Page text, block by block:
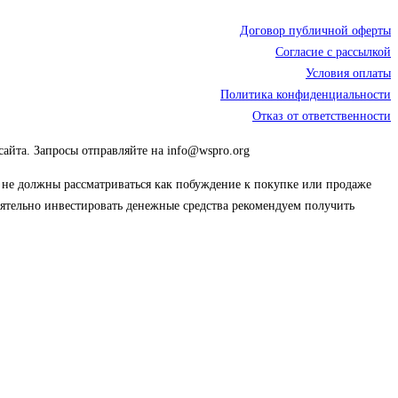
Договор публичной оферты
Согласие с рассылкой
Условия оплаты
Политика конфиденциальности
Отказ от ответственности
Запросы отправляйте на info@wspro.org
должны рассматриваться как побуждение к покупке или продаже
инвестировать денежные средства рекомендуем получить